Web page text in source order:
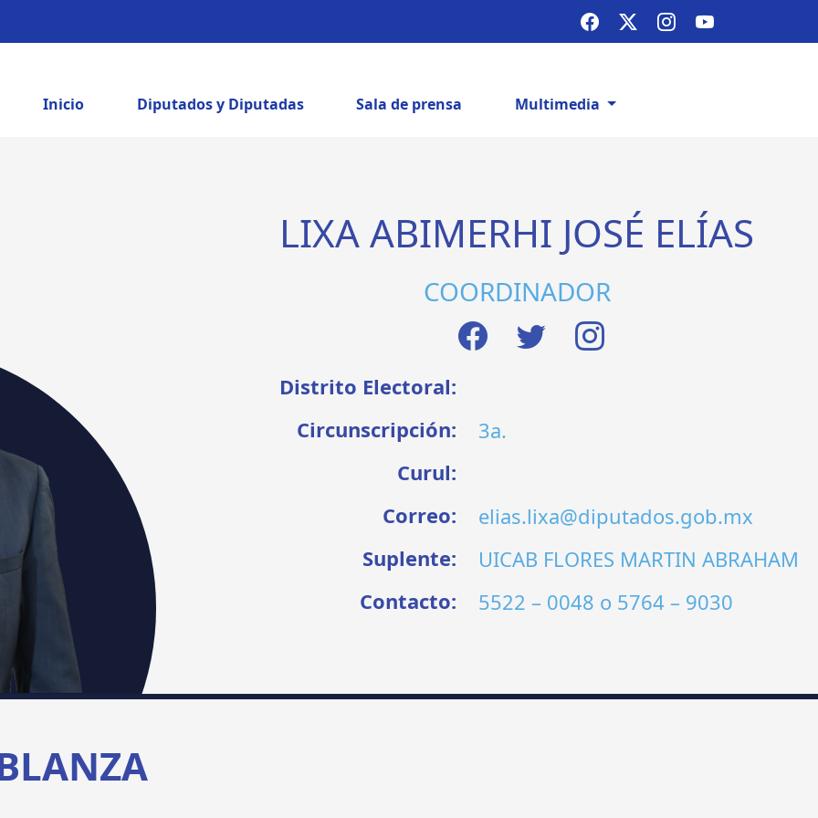
Inicio Diputados y Diputadas Sala de prensa Multimedia
LIXA ABIMERHI JOSÉ ELÍAS
COORDINADOR
Distrito Electoral:
Circunscripción:
3a.
Curul:
Correo:
elias.lixa@diputados.gob.mx
Suplente:
UICAB FLORES MARTIN ABRAHAM
Contacto:
5522 – 0048 o 5764 – 9030